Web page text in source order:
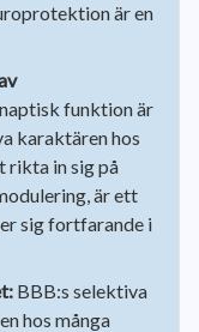
är en
funktion är
karaktären hos
rikta in sig på
är ett
sig fortfarande i
BBB:s selektiva
hos många